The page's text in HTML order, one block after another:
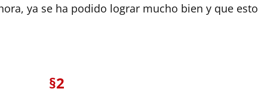
ya se ha podido lograr mucho bien y que esto
§2